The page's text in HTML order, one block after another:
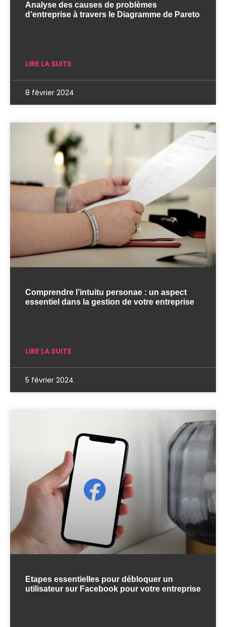
Analyse des causes de problèmes
d’entreprise à travers le Diagramme de Pareto
LIRE LA SUITE
8 février 2024
Comprendre l’intuitu personae : un aspect
essentiel dans la gestion de votre entreprise
LIRE LA SUITE
5 février 2024
Etapes essentielles pour débloquer un
utilisateur sur Facebook pour votre entreprise